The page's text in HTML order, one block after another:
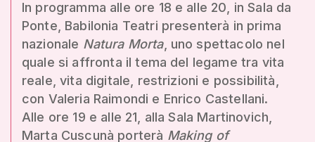
In programma alle ore 18 e alle 20, in Sala da
Ponte, Babilonia Teatri presenterà in prima
nazionale Natura Morta, uno spettacolo nel
quale si affronta il tema del legame tra vita
reale, vita digitale, restrizioni e possibilità,
con Valeria Raimondi e Enrico Castellani.
Alle ore 19 e alle 21, alla Sala Martinovich,
Marta Cuscunà porterà Making of